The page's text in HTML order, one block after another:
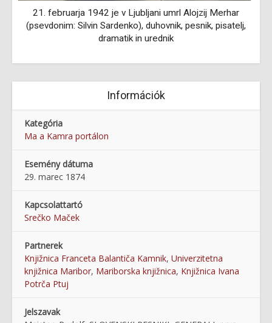
21. februarja 1942 je v Ljubljani umrl Alojzij Merhar
(psevdonim: Silvin Sardenko), duhovnik, pesnik, pisatelj,
dramatik in urednik
Információk
Kategória
Ma a Kamra portálon
Esemény dátuma
29. marec 1874
Kapcsolattartó
Srečko Maček
Partnerek
Knjižnica Franceta Balantiča Kamnik, Univerzitetna
knjižnica Maribor, Mariborska knjižnica, Knjižnica Ivana
Potrča Ptuj
Jelszavak